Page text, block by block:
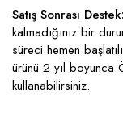
Satış Sonrası Destek:
kalmadığınız bir
süreci hemen
ürünü 2 yıl boyunca
kullanabilirsiniz.